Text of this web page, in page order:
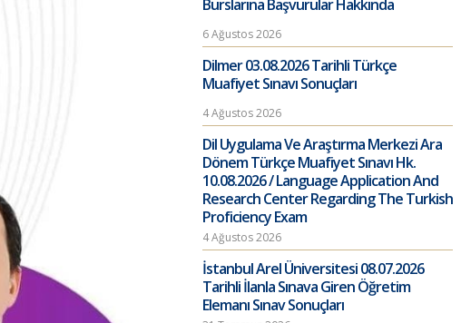
Burslarına Başvurular Hakkında
6 Ağustos 2026
Dilmer 03.08.2026 Tarihli Türkçe
Muafiyet Sınavı Sonuçları
4 Ağustos 2026
Dil Uygulama Ve Araştırma Merkezi Ara
Dönem Türkçe Muafiyet Sınavı Hk.
10.08.2026 / Language Application And
Research Center Regarding The Turkish
Proficiency Exam
4 Ağustos 2026
İstanbul Arel Üniversitesi 08.07.2026
Tarihli İlanla Sınava Giren Öğretim
Elemanı Sınav Sonuçları